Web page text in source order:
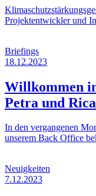
Projektentwickler und
Briefings
18.12.2023
Willkommen
Petra und
In den vergangenen
unserem Back Office
Neuigkeiten
7.12.2023